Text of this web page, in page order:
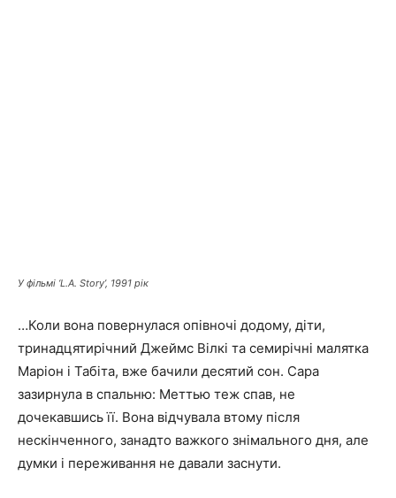
У фільмі ‘L.A. Story’, 1991 рік
…Коли вона повернулася опівночі додому, діти,
тринадцятирічний Джеймс Вілкі та семирічні малятка
Маріон і Табіта, вже бачили десятий сон. Сара
зазирнула в спальню: Меттью теж спав, не
дочекавшись її. Вона відчувала втому після
нескінченного, занадто важкого знімального дня, але
думки і переживання не давали заснути.